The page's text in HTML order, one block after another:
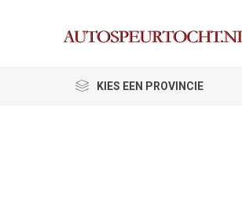
KIES EEN PROVINCIE